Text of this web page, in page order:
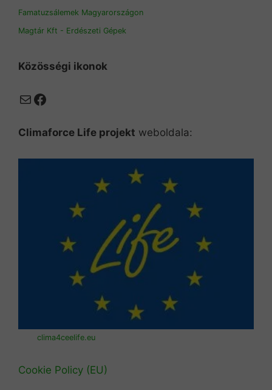
Famatuzsálemek Magyarországon
Magtár Kft - Erdészeti Gépek
Közösségi ikonok
MailFacebook
Climaforce Life projekt weboldala:
clima4ceelife.eu
Cookie Policy (EU)